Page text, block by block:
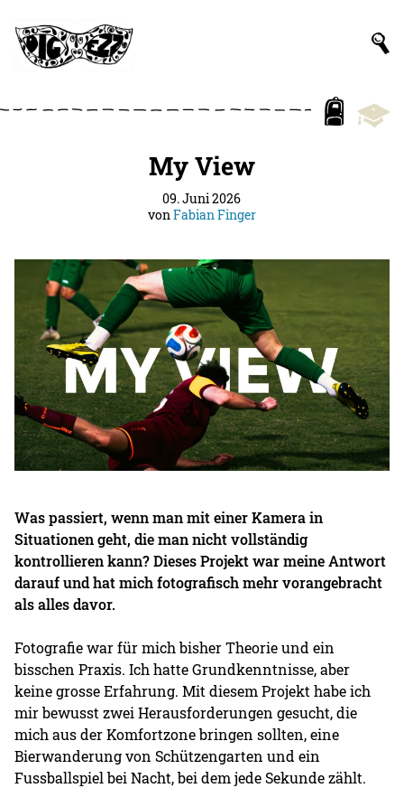
My View
09. Juni 2026
vonFabian Finger
Was passiert, wenn man mit einer Kamera in
Situationen geht, die man nicht vollständig
kontrollieren kann? Dieses Projekt war meine Antwort
darauf und hat mich fotografisch mehr vorangebracht
als alles davor.
Fotografie war für mich bisher Theorie und ein
bisschen Praxis. Ich hatte Grundkenntnisse, aber
keine grosse Erfahrung. Mit diesem Projekt habe ich
mir bewusst zwei Herausforderungen gesucht, die
mich aus der Komfortzone bringen sollten, eine
Bierwanderung von Schützengarten und ein
Fussballspiel bei Nacht, bei dem jede Sekunde zählt.